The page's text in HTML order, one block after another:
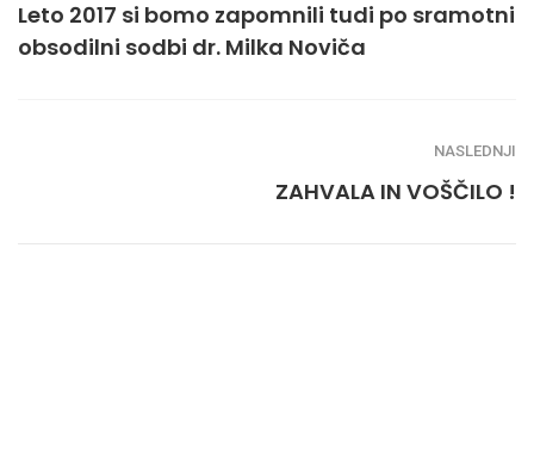
Leto 2017 si bomo zapomnili tudi po sramotni
obsodilni sodbi dr. Milka Noviča
NASLEDNJI
ZAHVALA IN VOŠČILO !